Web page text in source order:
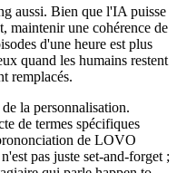
aussi. Bien que l'IA puisse
maintenir une cohérence de
d'une heure est plus
quand les humains restent
remplacés.
la personnalisation.
de termes spécifiques
de LOVO
pas juste set-and-forget ;